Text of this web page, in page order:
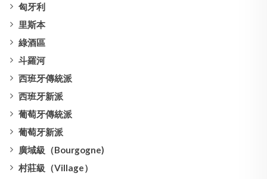
匈牙利
里斯本
綠酒區
斗羅河
西班牙傳統派
西班牙新派
葡萄牙傳統派
葡萄牙新派
廣域級（Bourgogne)
村莊級（Village）